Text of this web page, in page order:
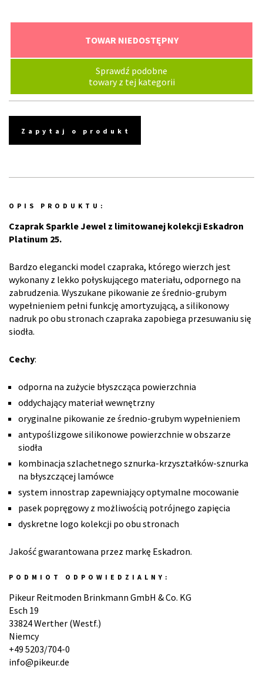
TOWAR NIEDOSTĘPNY
Sprawdź podobne
towary z tej kategorii
Zapytaj o produkt
OPIS PRODUKTU:
Czaprak Sparkle Jewel z limitowanej kolekcji Eskadron
Platinum 25.
Bardzo elegancki model czapraka, którego wierzch jest
wykonany z lekko połyskującego materiału, odpornego na
zabrudzenia. Wyszukane pikowanie ze średnio-grubym
wypełnieniem pełni funkcję amortyzującą, a silikonowy
nadruk po obu stronach czapraka zapobiega przesuwaniu się
siodła.
Cechy:
odporna na zużycie błyszcząca powierzchnia
oddychający materiał wewnętrzny
oryginalne pikowanie ze średnio-grubym wypełnieniem
antypoślizgowe silikonowe powierzchnie w obszarze
siodła
kombinacja szlachetnego sznurka-krzyształków-sznurka
na błyszczącej lamówce
system innostrap zapewniający optymalne mocowanie
pasek popręgowy z możliwością potrójnego zapięcia
dyskretne logo kolekcji po obu stronach
Jakość gwarantowana przez markę Eskadron.
PODMIOT ODPOWIEDZIALNY:
Pikeur Reitmoden Brinkmann GmbH & Co. KG
Esch 19
33824 Werther (Westf.)
Niemcy
+49 5203/704-0
info@pikeur.de